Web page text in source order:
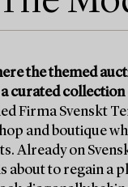
the themed
curated collection
Firma Svenskt
and boutique
Already on
about to regain a